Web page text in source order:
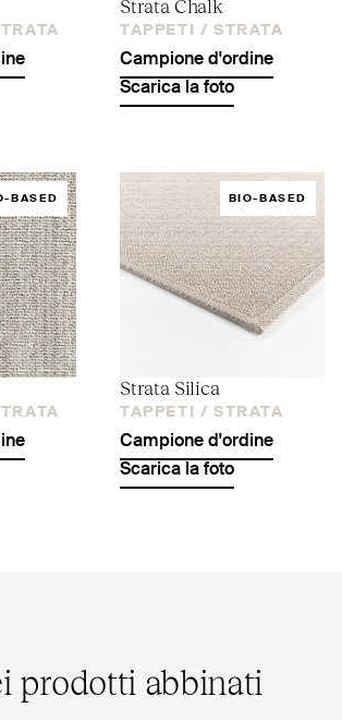
Strata Chalk
TAPPETI / STRATA
Campione d'ordine
Scarica la foto
BASED BIO-BASED
Strata Silica
TAPPETI / STRATA
Campione d'ordine
Scarica la foto
prodotti abbinati